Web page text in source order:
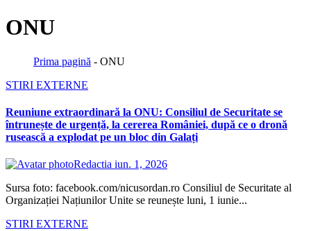
ONU
Prima pagină - ONU
STIRI EXTERNE
Reuniune extraordinară la ONU: Consiliul de Securitate se
întrunește de urgență, la cererea României, după ce o dronă
rusească a explodat pe un bloc din Galați
Redactia iun. 1, 2026
Sursa foto: facebook.com/nicusordan.ro Consiliul de Securitate al
Organizației Națiunilor Unite se reunește luni, 1 iunie...
STIRI EXTERNE